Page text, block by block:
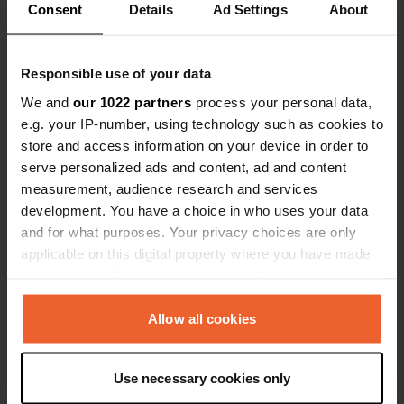
Consent Details Ad Settings About
Responsible use of your data
We and our 1022 partners process your personal data,
e.g. your IP-number, using technology such as cookies to
store and access information on your device in order to
serve personalized ads and content, ad and content
measurement, audience research and services
development. You have a choice in who uses your data
and for what purposes. Your privacy choices are only
applicable on this digital property where you have made
any time from the Cookie Declaration or by clicking on
the Privacy trigger icon.
Collect information about your geographical location
Allow all cookies
Use necessary cookies only
3282, Larvik, Norvège
59° 11' 19" N 9° 59' 42" E
59.18853 9.99513
Copie
Code du site
82597
Passer àPRO+
pour toutes les coordonnées PRO+
Afficher sur la carte
Visitez le site Web